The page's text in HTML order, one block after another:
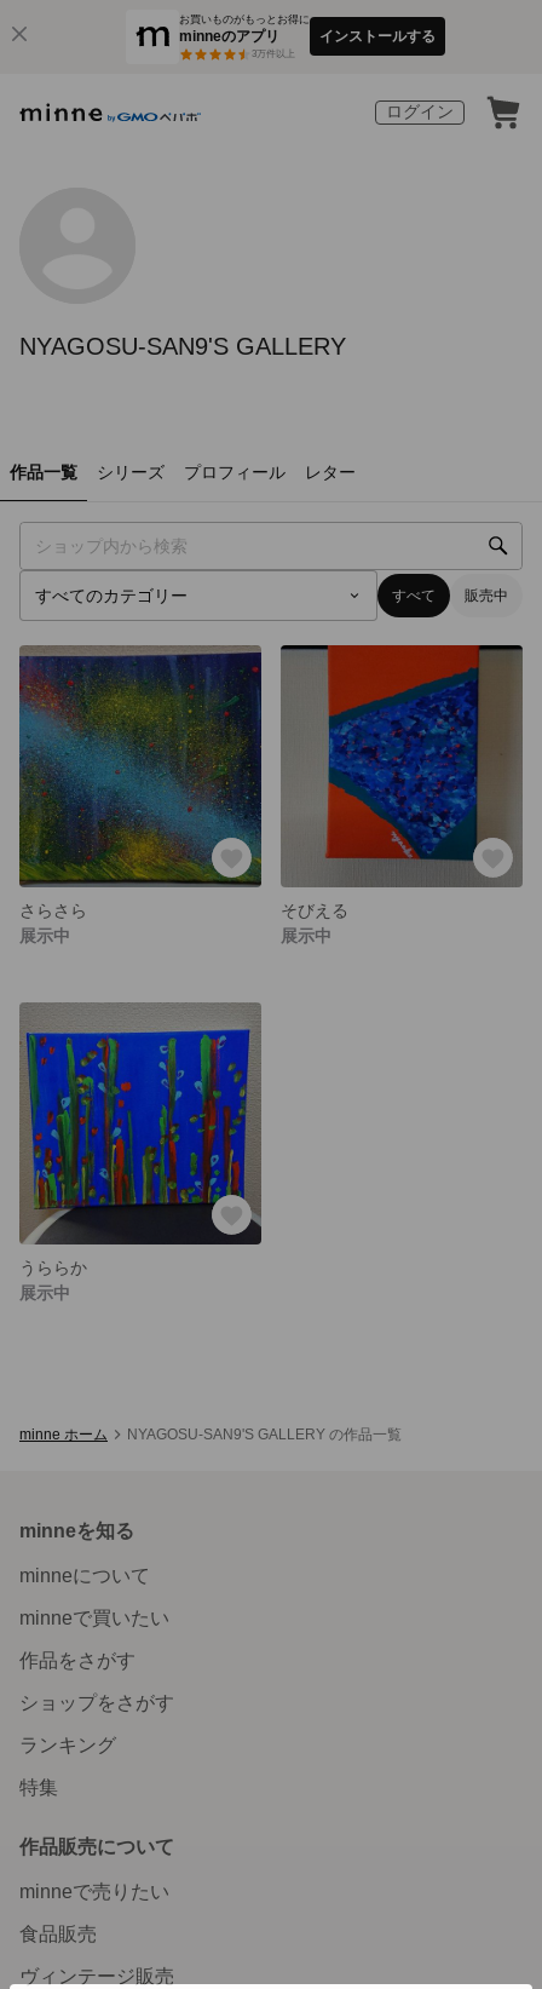
お買いものがもっとお得に
minneのアプリ
3万件以上
インストールする
ログイン
NYAGOSU-SAN9'S GALLERY
作品一覧 シリーズ プロフィール レター
すべて 販売中
さらさら
展示中
そびえる
展示中
うららか
展示中
minne ホーム NYAGOSU-SAN9'S GALLERY の作品一覧
minneを知る
minneについて
minneで買いたい
作品をさがす
ショップをさがす
ランキング
特集
作品販売について
minneで売りたい
食品販売
ヴィンテージ販売